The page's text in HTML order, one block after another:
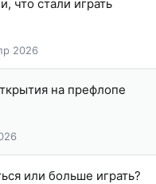
что стали играть
2026
на префлопе
или больше играть?